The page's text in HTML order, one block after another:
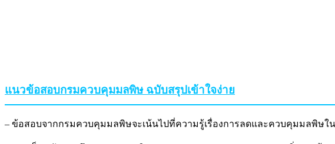
แนวข้อสอบกรมควบคุมมลพิษ ฉบับสรุปเข้าใจง่าย
– ข้อสอบจากกรมควบคุมมลพิษจะเน้นไปที่ความรู้เรื่องการลดและควบคุมมลพิษใ